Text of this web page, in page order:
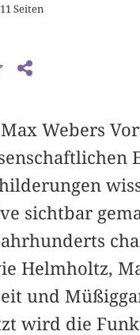
Seiten
Webers
sichtbar
Helmholtz,
und
wird die